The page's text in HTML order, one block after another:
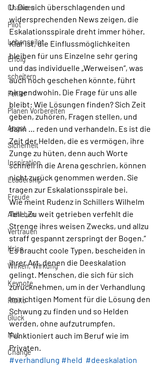
Chancen
Pilot
Lebenspilot
Erfolg
scheitern
Fehler
Planen Vorbereiten
Angst
Sicherheit
Inspiration
Leadership
Freude
Abheben
Vertrauen
Krise
Wirken, Wirkung
Keynote
Risiko
Glück
Mut
Change
U. Die sich überschlagenden und
widersprechenden News zeigen, die
Eskalationsspirale dreht immer höher.
Klar ist, die Einflussmöglichkeiten
bleiben für uns Einzelne sehr gering
und das individuelle „Werweisen“, was
auch noch geschehen könnte, führt
nirgendwohin. Die Frage für uns alle
bleibt: Wie Lösungen finden? Sich Zeit
geben, zuhören, Fragen stellen, und
dann … reden und verhandeln. Es ist die
Zeit der Helden, die es vermögen, ihre
Zunge zu hüten, denn auch Worte
schnell in die Arena geschrien, können
nicht zurück genommen werden. Sie
tragen zur Eskalationsspirale bei.
Wie meint Rudenz in Schillers Wilhelm
Tell: „Zu weit getrieben verfehlt die
Strenge ihres weisen Zwecks, und allzu
straff gespannt zerspringt der Bogen.“
Es braucht coole Typen, bescheiden in
ihrer Art, denen die Deeskalation
gelingt. Menschen, die sich für sich
zurücknehmen, um in der Verhandlung
im richtigen Moment für die Lösung den
Schwung zu finden und so Helden
werden, ohne aufzutrumpfen.
Funktioniert auch im Beruf wie im
Privaten.
#verhandlung #held #deeskalation